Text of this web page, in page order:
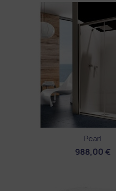
Pearl
988,00 €
Aperçu